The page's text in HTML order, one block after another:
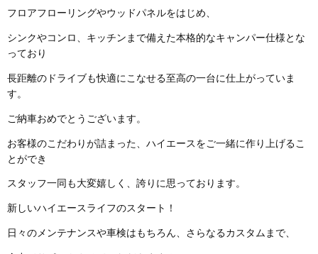
フロアフローリングやウッドパネルをはじめ、
シンクやコンロ、キッチンまで備えた本格的なキャンパー仕様とな
っており
長距離のドライブも快適にこなせる至高の一台に仕上がっていま
す。
ご納車おめでとうございます。
お客様のこだわりが詰まった、ハイエースをご一緒に作り上げるこ
とができ
スタッフ一同も大変嬉しく、誇りに思っております。
新しいハイエースライフのスタート！
日々のメンテナンスや車検はもちろん、さらなるカスタムまで、